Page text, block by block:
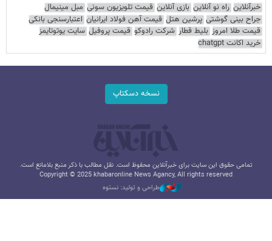
خبرآنلاین راه نو آنلاین بازی آنلاین قیمت تلویزیون سونی مبل مینیمال
جراح بینی گوشتی پرشین هتل قیمت آهن فولاد ایرانیان اعتبارسنجی بانکی
قیمت طلا امروز بلیط قطار شرکت رادوکو قیمت پروفیل سایت یوتوتایمز
خرید اکانت chatgpt
نسخه دسکتاپ
تمامی حقوق این سایت برای خبرآنلاین محفوظ است. نقل مطالب با ذکر منبع بلامانع است.
Copyright © 2025 khabaronline News Agancy, All rights reserved
طراحی و تولید: نستوه